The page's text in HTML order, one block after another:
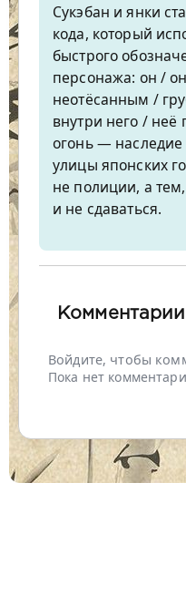
Сукэбан и янки
кода, который
быстрого
персонажа: он /
неотёсанным /
внутри него / неё
огонь — наследие
улицы японских
не полиции, а
и не сдаваться.
Комментарии
Войдите, чтобы
Пока нет